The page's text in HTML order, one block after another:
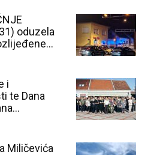
oduzela
i
te Dana
Miličevića